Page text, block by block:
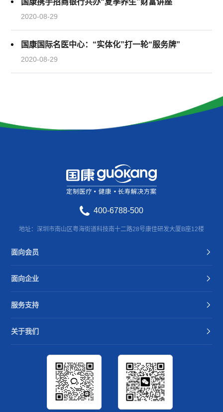
2020-08-29
国康国际名医中心：“实体化”打一轮“服务牌”
2020-08-29
400-6788-500
地址：深圳市南山区粤海街道科技南十二路28号康佳研发大厦B座12楼
面向会员
面向企业
服务支持
关于我们